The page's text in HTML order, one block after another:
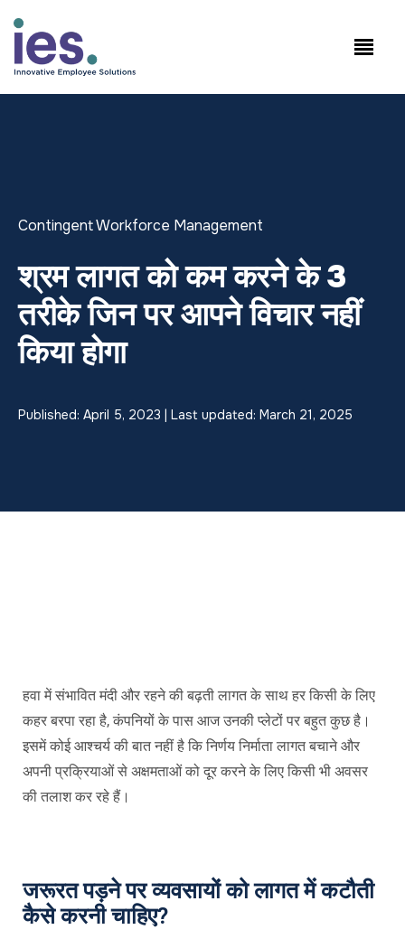
कर्मचारियों
Contingent Workforce Management
श्रम लागत को कम करने के 3
तरीके जिन पर आपने विचार नहीं
किया होगा
Published: April 5, 2023 | Last updated: March 21, 2025
हवा में संभावित मंदी और रहने की बढ़ती लागत के साथ हर किसी के लिए
कहर बरपा रहा है, कंपनियों के पास आज उनकी प्लेटों पर बहुत कुछ है।
इसमें कोई आश्चर्य की बात नहीं है कि निर्णय निर्माता लागत बचाने और
अपनी प्रक्रियाओं से अक्षमताओं को दूर करने के लिए किसी भी अवसर
की तलाश कर रहे हैं।
जरूरत पड़ने पर व्यवसायों को लागत में कटौती
कैसे करनी चाहिए?